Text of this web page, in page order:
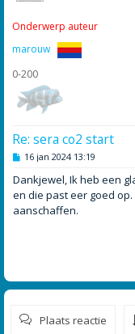
Onderwerp auteur
marouw
0-200
Re: sera co2 start
B
r
i
c
h
16 jan 2024 13:19
Dankjewel, Ik heb een
en die past eer goed
aanschaffen.
Plaats reactie